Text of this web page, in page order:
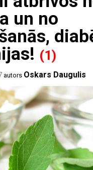
un no
(1)
autors Oskars Daugulis